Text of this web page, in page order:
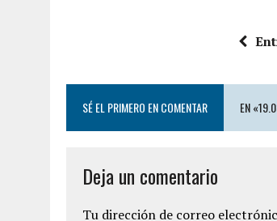
SÉ EL PRIMERO EN COMENTAR EN
Deja un comentario
Tu dirección de correo